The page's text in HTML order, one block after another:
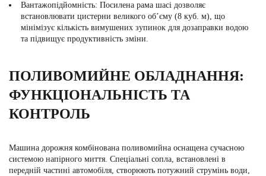
Вантажопідйомність: Посилена рама шасі дозволяє
встановлювати цистерни великого об’єму (8 куб. м), що
мінімізує кількість вимушених зупинок для дозаправки водою
та підвищує продуктивність зміни.
ПОЛИВОМИЙНЕ ОБЛАДНАННЯ:
ФУНКЦІОНАЛЬНІСТЬ ТА
КОНТРОЛЬ
Машина дорожня комбінована поливомийна оснащена сучасною
системою напірного миття. Спеціальні сопла, встановлені в
передній частині автомобіля, створюють потужний струмінь води,